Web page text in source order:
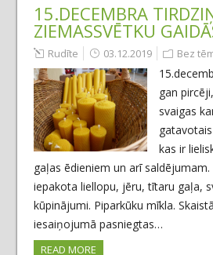
15.DECEMBRA
ZIEMASSVĒTKU
Rudīte 03.12.2019 Bez
gan
svaigas
kas ir
gaļas ēdieniem un arī
iepakota liellopu, jēru, tītaru gaļa,
kūpinājumi. Piparkūku mīkla.
iesaiņojumā pasniegtas…
READ MORE